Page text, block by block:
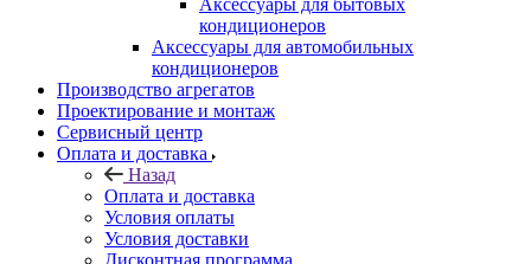
Аксессуары для бытовых
кондиционеров
Аксессуары для автомобильных
кондиционеров
Производство агрегатов
Проектирование и монтаж
Сервисный центр
Оплата и доставка
Назад
Оплата и доставка
Условия оплаты
Условия доставки
Дисконтная программа